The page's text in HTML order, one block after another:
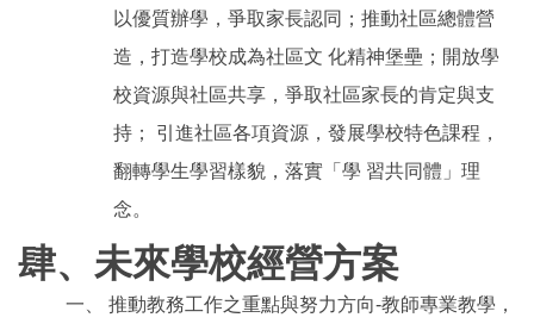
以優質辦學，爭取家長認同；推動社區總體營
造，打造學校成為社區文 化精神堡壘；開放學
校資源與社區共享，爭取社區家長的肯定與支
持； 引進社區各項資源，發展學校特色課程，
翻轉學生學習樣貌，落實「學 習共同體」理
念。
肆、未來學校經營方案
一、 推動教務工作之重點與努力方向-教師專業教學，